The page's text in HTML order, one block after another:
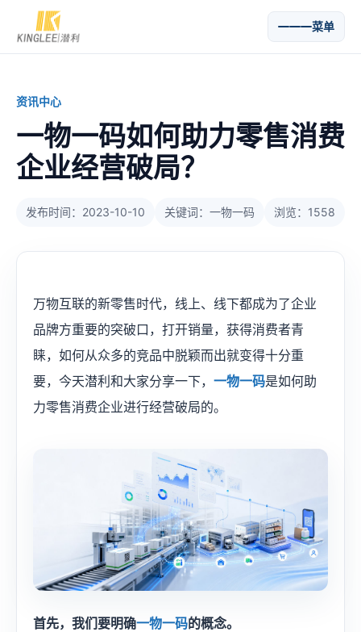
菜单
资讯中心
一物一码如何助力零售消费
企业经营破局？
发布时间：2023-10-10 关键词：一物一码 浏览：1558
万物互联的新零售时代，线上、线下都成为了企业
品牌方重要的突破口，打开销量，获得消费者青
睐，如何从众多的竞品中脱颖而出就变得十分重
要，今天潜利和大家分享一下， 一物一码是如何助
力零售消费企业进行经营破局的。
首先，我们要明确一物一码的概念。